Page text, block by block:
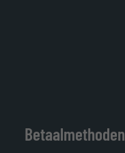
Betaalmethoden